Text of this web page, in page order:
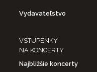
Vydavateľstvo
VSTUPENKY
NA KONCERTY
Najbližšie koncerty